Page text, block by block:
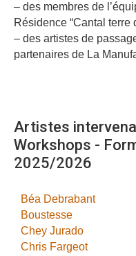
– des membres de
Résidence “Cantal terre
– des artistes de
partenaires de La
Artistes
Workshops -
2025/2026
Béa Debrabant
Boustesse
Chey Jurado
Chris Fargeot